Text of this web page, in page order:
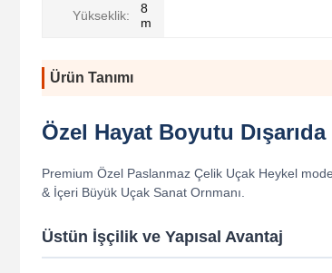
Yükseklik:
8
m
Ürün Tanımı
Özel Hayat Boyutu
Premium Özel Paslanmaz Çelik Uçak Heykel
& İçeri Büyük Uçak Sanat Ornmanı.
Üstün İşçilik ve Yapısal Avantaj